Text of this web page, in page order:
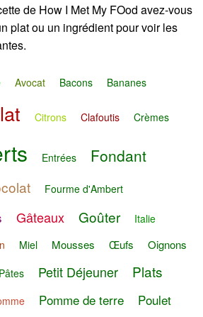
de How I Met My FOod avez-vous
plat ou un ingrédient pour voir les
Avocat Bacons Bananes
Citrons Clafoutis Crèmes
Entrées Fondant
Fourme d'Ambert
Gâteaux Goûter Italie
Miel Mousses Œufs
Oignons
Pâtes Petit Déjeuner Plats
Pomme de terre Poulet